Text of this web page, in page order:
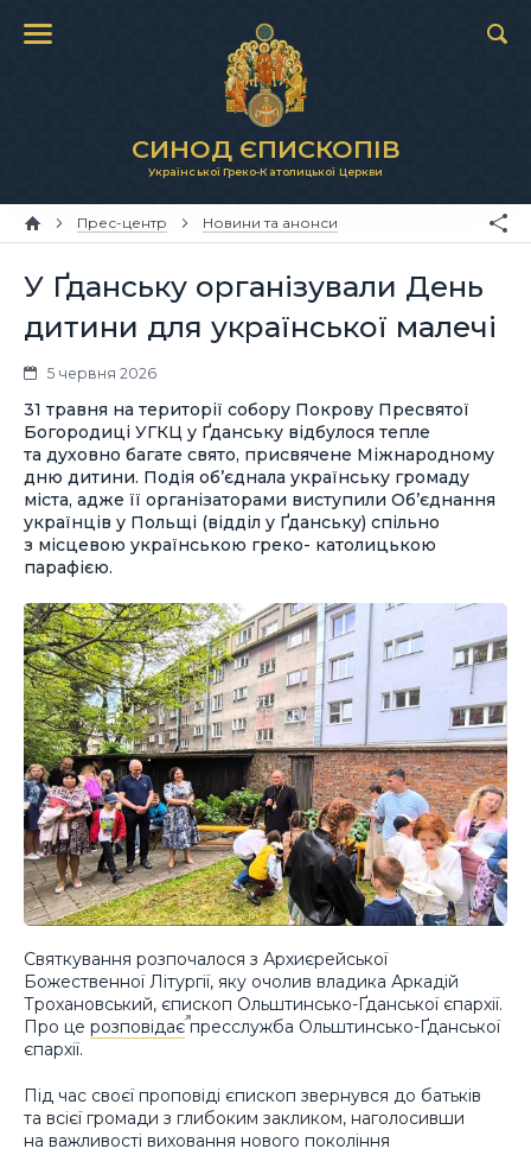
СИНОД ЄПИСКОПІВ
Української Греко-Католицької Церкви
Прес-центр Новини та анонси
У Ґданську організували День
дитини для української малечі
5 червня 2026
31 травня на території собору Покрову Пресвятої
Богородиці УГКЦ у Ґданську відбулося тепле
та духовно багате свято, присвячене Міжнародному
дню дитини. Подія об’єднала українську громаду
міста, адже її організаторами виступили Об’єднання
українців у Польщі (відділ у Ґданську) спільно
з місцевою українською греко- католицькою
парафією.
Святкування розпочалося з Архиєрейської
Божественної Літургії, яку очолив владика Аркадій
Трохановський, єпископ Ольштинсько-Ґданської єпархії.
Про це розповідаєпресслужба Ольштинсько-Ґданської
єпархії.
Під час своєї проповіді єпископ звернувся до батьків
та всієї громади з глибоким закликом, наголосивши
на важливості виховання нового покоління